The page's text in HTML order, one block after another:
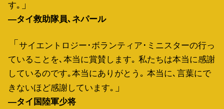
す｡
―タイ救助隊員､ネパール
サイエントロジー･ボランティア･ミニスターの行っ
ていることを､本当に賞賛します｡ 私たちは本当に感謝
しているのです｡本当にありがとう｡ 本当に､言葉にで
きないほど感謝しています｡
―タイ国陸軍少将